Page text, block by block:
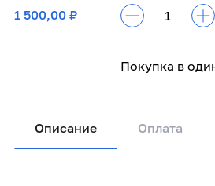
1 500,00 ₽
Покупка в
Описание Оплата